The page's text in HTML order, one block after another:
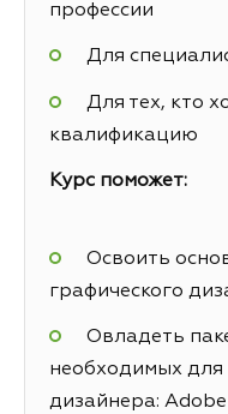
профессии
Для
Для тех, кто
квалификацию
Курс поможет:
Освоить
графического
Овладеть
необходимых для
дизайнера: